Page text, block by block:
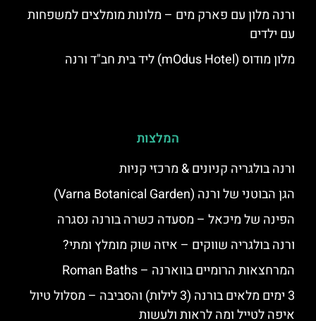
ורנה מלון עם פארק מים – מלונות מומלצים למשפחות
עם ילדים
מלון מודוס (mOdus Hotel) ליד בית חב"ד ורנה
המלצות
ורנה בולגריה קניונים & מרכזי קניות
הגן הבוטני של ורנה (Varna Botanical Garden)
הפינה של מיכאל – מסעדה כשרה בורנה נסגרה
ורנה בולגריה שווקים – איזה שוק מומלץ ומתי?
המרחצאות הרומיים בווארנה – Roman Baths
3 ימים מלאים בורנה (3 לילות) והסביבה – מסלול טיול
איפה לטייל ומה לראות ולעשות